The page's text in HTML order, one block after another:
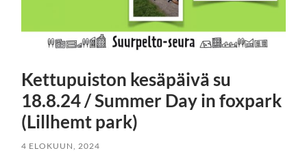
Kettupuiston kesäpäivä su
18.8.24 / Summer Day in foxpark
(Lillhemt park)
4 ELOKUUN, 2024